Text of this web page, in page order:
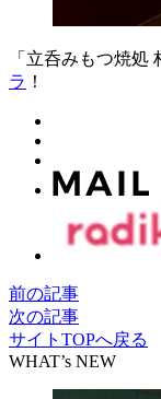
「立呑みもつ焼処
ラ ！
前の記事
次の記事
サイトTOPへ戻る
WHAT’s NEW